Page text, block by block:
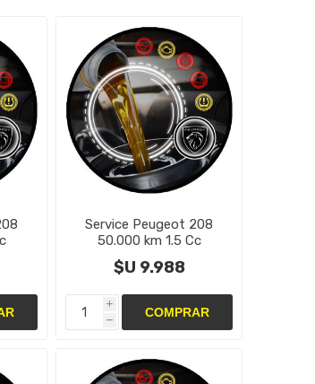
Service Peugeot 208
50.000 km 1.5 Cc
$U 9.988
i
h